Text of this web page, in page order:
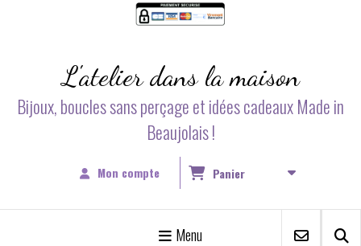
L'atelier dans la maison
Bijoux, boucles sans perçage et idées cadeaux Made in
Beaujolais !
Mon compte Panier
Menu